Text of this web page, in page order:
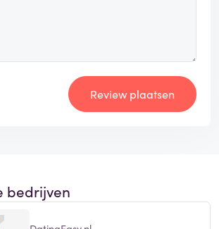
Review plaatsen
bedrijven